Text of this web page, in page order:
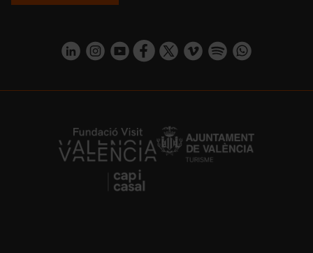
https://www.linkedin.com/company/turismo-valencia/mycompany/
https://www.instagram.com/visit_valencia/
https://www.youtube.com/user/
https://www.facebook.com/
https://twitter.com/
https://vimeo.com/
https://https://api.whatsapp.com/
https://fundacion.visitvalencia.com/